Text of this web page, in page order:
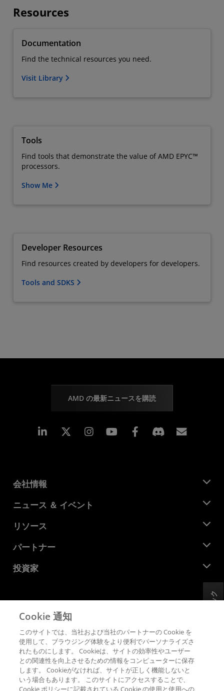
Resources
Documentation
Find the technical resources you need.
Visit Library
Tools
Find tools that demonstrate the value of AMD EPYC™
processors.
Show Me
Developer Resources
Find resources created by developers for developers.
Tools and SDKS
AMD の最新ニュースを購読
Linkedin Instagram Facebook
会社情報
AMD について
企業責任
キャリア
お問い合わせ
ニュース ＆ イベント
ニュースルーム
メディア ライブラリ
リソース
デベロッパー セントラル
ケース スタディ
パートナー
AMD パートナー ハブ
投資家
財務情報
取締役会
SEC 提出書類
プライバシー
商標
サプライ チェーンの透明性
公正でオープンな競争
英国税務戦略
Cookie ポリシー
フィードバック
Cookie 通知
このサイトでは、当社および当社のパートナーの Cookie を
使用して、ブラウジング体験をより便利でパーソナライズさ
れたものにします。 Cookieは、サイトの効率性やユーザー
との関連性を向上させるための情報をコンピューターに保存
します。 Cookieがなければ、サイトが正しく機能しないと
いう場合もあります。 このサイトにアクセスすることで、
Cookie ポリシーに記載されている Cookie の使用と使用への